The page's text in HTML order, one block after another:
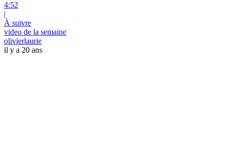
4:52
|
À suivre
video de la semaine
olivierlaurie
il y a 20 ans